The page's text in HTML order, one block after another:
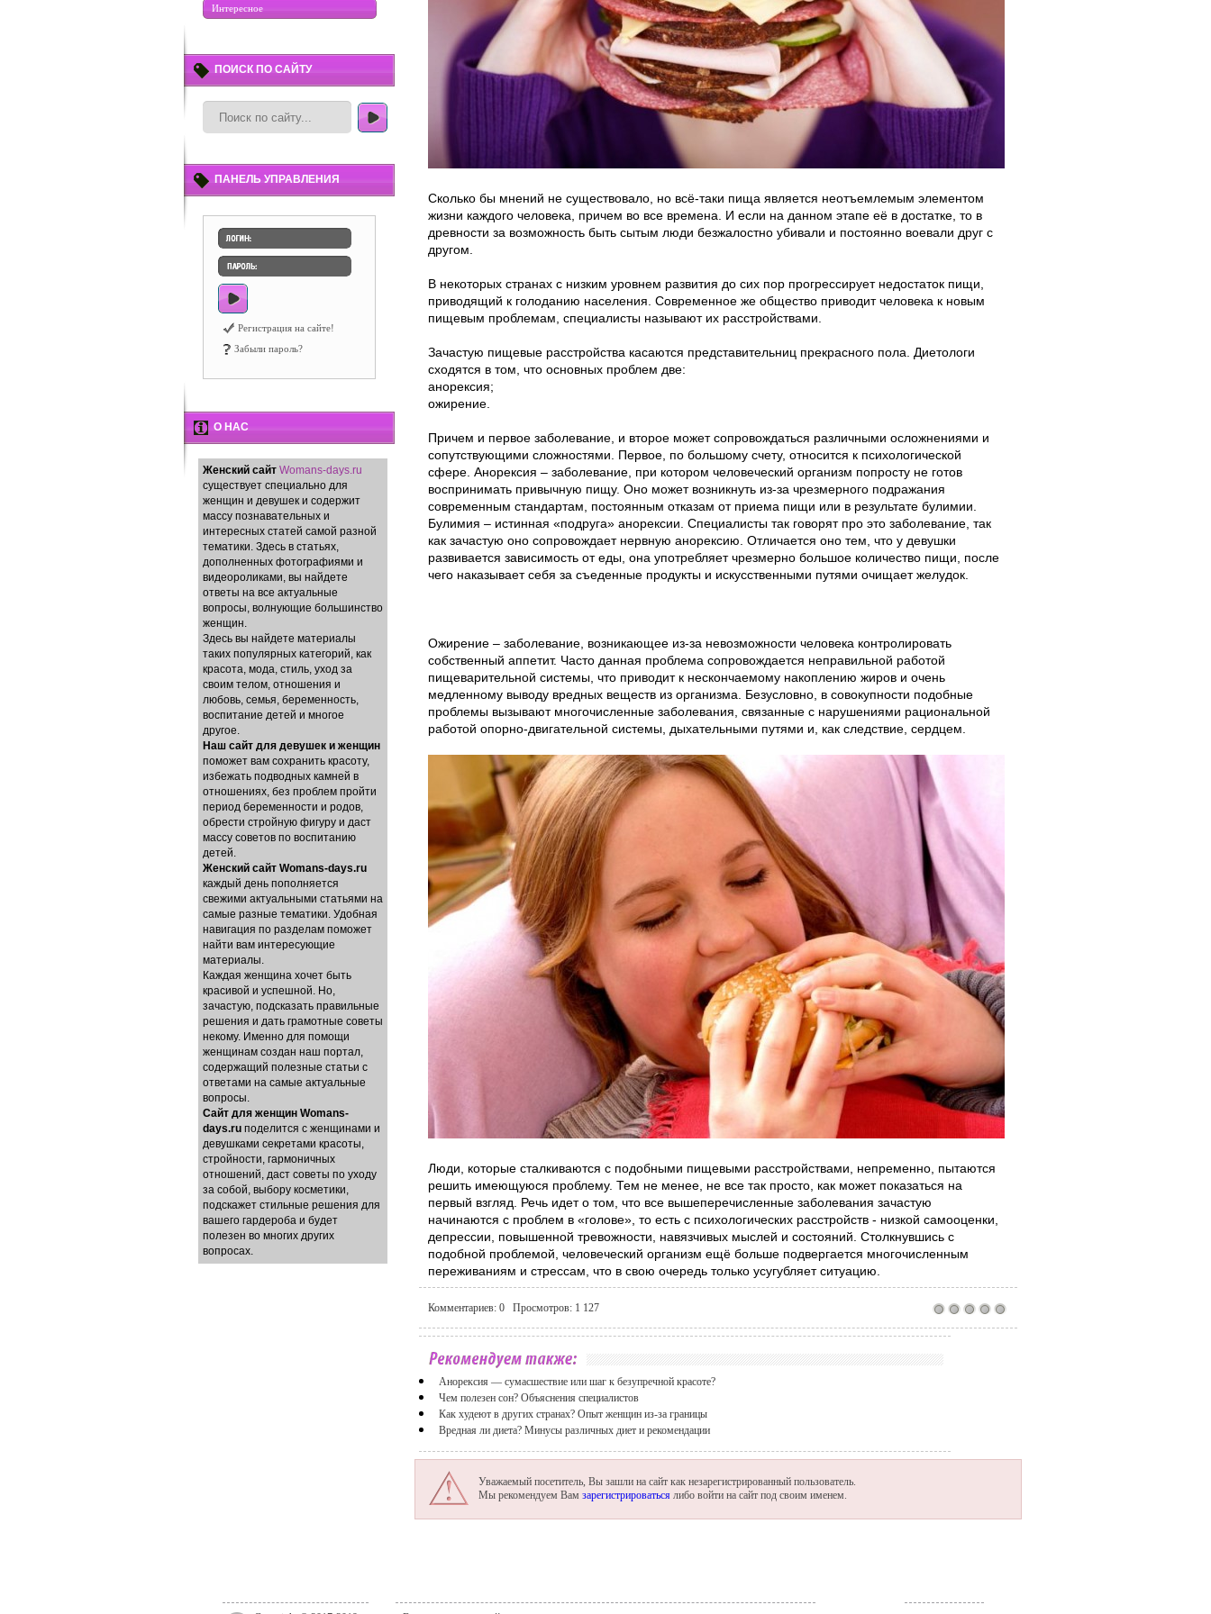
Интересное
ПОИСК ПО САЙТУ
ПАНЕЛЬ УПРАВЛЕНИЯ
Регистрация на сайте!
Забыли пароль?
О НАС
Женский сайт Womans-days.ru
существует специально для
женщин и девушек и содержит
массу познавательных и
интересных статей самой разной
тематики. Здесь в статьях,
дополненных фотографиями и
видеороликами, вы найдете
ответы на все актуальные
вопросы, волнующие большинство
женщин.
Здесь вы найдете материалы
таких популярных категорий, как
красота, мода, стиль, уход за
своим телом, отношения и
любовь, семья, беременность,
воспитание детей и многое
другое.
Наш сайт для девушек и женщин
поможет вам сохранить красоту,
избежать подводных камней в
отношениях, без проблем пройти
период беременности и родов,
обрести стройную фигуру и даст
массу советов по воспитанию
детей.
Женский сайт Womans-days.ru
каждый день пополняется
свежими актуальными статьями на
самые разные тематики. Удобная
навигация по разделам поможет
найти вам интересующие
материалы.
Каждая женщина хочет быть
красивой и успешной. Но,
зачастую, подсказать правильные
решения и дать грамотные советы
некому. Именно для помощи
женщинам создан наш портал,
содержащий полезные статьи с
ответами на самые актуальные
вопросы.
Cайт для женщин Womans-
days.ru поделится с женщинами и
девушками секретами красоты,
стройности, гармоничных
отношений, даст советы по уходу
за собой, выбору косметики,
подскажет стильные решения для
вашего гардероба и будет
полезен во многих других
вопросах.
Сколько бы мнений не существовало, но всё-таки пища является неотъемлемым элементом
жизни каждого человека, причем во все времена. И если на данном этапе её в достатке, то в
древности за возможность быть сытым люди безжалостно убивали и постоянно воевали друг с
другом.
В некоторых странах с низким уровнем развития до сих пор прогрессирует недостаток пищи,
приводящий к голоданию населения. Современное же общество приводит человека к новым
пищевым проблемам, специалисты называют их расстройствами.
Зачастую пищевые расстройства касаются представительниц прекрасного пола. Диетологи
сходятся в том, что основных проблем две:
анорексия;
ожирение.
Причем и первое заболевание, и второе может сопровождаться различными осложнениями и
сопутствующими сложностями. Первое, по большому счету, относится к психологической
сфере. Анорексия – заболевание, при котором человеческий организм попросту не готов
воспринимать привычную пищу. Оно может возникнуть из-за чрезмерного подражания
современным стандартам, постоянным отказам от приема пищи или в результате булимии.
Булимия – истинная «подруга» анорексии. Специалисты так говорят про это заболевание, так
как зачастую оно сопровождает нервную анорексию. Отличается оно тем, что у девушки
развивается зависимость от еды, она употребляет чрезмерно большое количество пищи, после
чего наказывает себя за съеденные продукты и искусственными путями очищает желудок.
Ожирение – заболевание, возникающее из-за невозможности человека контролировать
собственный аппетит. Часто данная проблема сопровождается неправильной работой
пищеварительной системы, что приводит к нескончаемому накоплению жиров и очень
медленному выводу вредных веществ из организма. Безусловно, в совокупности подобные
проблемы вызывают многочисленные заболевания, связанные с нарушениями рациональной
работой опорно-двигательной системы, дыхательными путями и, как следствие, сердцем.
Люди, которые сталкиваются с подобными пищевыми расстройствами, непременно, пытаются
решить имеющуюся проблему. Тем не менее, не все так просто, как может показаться на
первый взгляд. Речь идет о том, что все вышеперечисленные заболевания зачастую
начинаются с проблем в «голове», то есть с психологических расстройств - низкой самооценки,
депрессии, повышенной тревожности, навязчивых мыслей и состояний. Столкнувшись с
подобной проблемой, человеческий организм ещё больше подвергается многочисленным
переживаниям и стрессам, что в свою очередь только усугубляет ситуацию.
Комментариев: 0 Просмотров: 1 127
Анорексия — сумасшествие или шаг к безупречной красоте?
Чем полезен сон? Объяснения специалистов
Как худеют в других странах? Опыт женщин из-за границы
Вредная ли диета? Минусы различных диет и рекомендации
Уважаемый посетитель, Вы зашли на сайт как незарегистрированный пользователь.
Мы рекомендуем Вам зарегистрироваться либо войти на сайт под своим именем.